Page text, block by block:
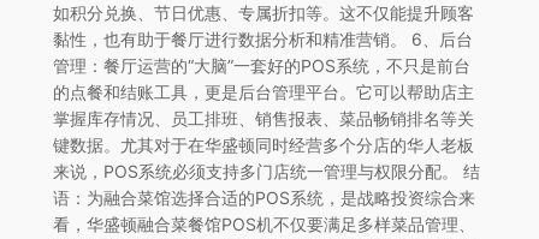
如积分兑换、节日优惠、专属折扣等。这不仅能提升顾客
黏性，也有助于餐厅进行数据分析和精准营销。 6、后台
管理：餐厅运营的“大脑”一套好的POS系统，不只是前台
的点餐和结账工具，更是后台管理平台。它可以帮助店主
掌握库存情况、员工排班、销售报表、菜品畅销排名等关
键数据。尤其对于在华盛顿同时经营多个分店的华人老板
来说，POS系统必须支持多门店统一管理与权限分配。 结
语：为融合菜馆选择合适的POS系统，是战略投资综合来
看，华盛顿融合菜餐馆POS机不仅要满足多样菜品管理、